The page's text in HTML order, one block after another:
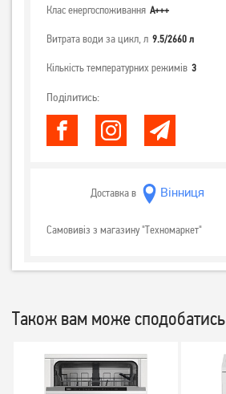
Клас енергоспоживання А+++
Витрата води за цикл, л 9.5/2660 л
Кількість температурних режимів 3
Поділитись:
Доставка в
Самовивіз з магазину "Техномаркет"
Також вам може сподобатись